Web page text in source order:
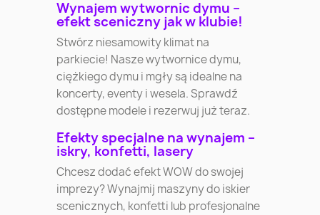
Wynajem wytwornic dymu –
efekt sceniczny jak w klubie!
Stwórz niesamowity klimat na
parkiecie! Nasze wytwornice dymu,
ciężkiego dymu i mgły są idealne na
koncerty, eventy i wesela. Sprawdź
dostępne modele i rezerwuj już teraz.
Efekty specjalne na wynajem –
iskry, konfetti, lasery
Chcesz dodać efekt WOW do swojej
imprezy? Wynajmij maszyny do iskier
scenicznych, konfetti lub profesjonalne